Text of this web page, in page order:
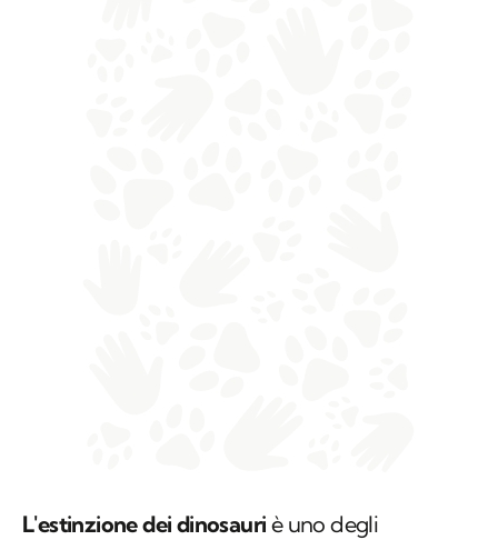
L'estinzione dei dinosauri è uno degli